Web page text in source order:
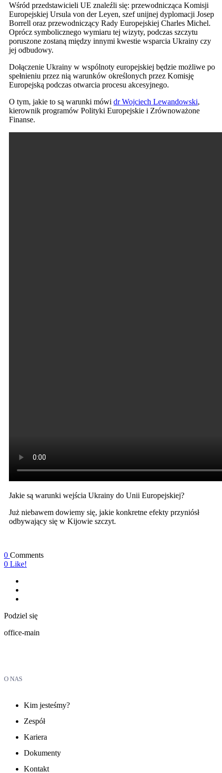
Wśród przedstawicieli UE znaleźli się: przewodnicząca Komisji
Europejskiej Ursula von der Leyen, szef unijnej dyplomacji Josep
Borrell oraz przewodniczący Rady Europejskiej Charles Michel.
Oprócz symbolicznego wymiaru tej wizyty, podczas szczytu
poruszone zostaną między innymi kwestie wsparcia Ukrainy czy
jej odbudowy.
Dołączenie Ukrainy w wspólnoty europejskiej będzie możliwe po
spełnieniu przez nią warunków określonych przez Komisję
Europejską podczas otwarcia procesu akcesyjnego.
O tym, jakie to są warunki mówi dr Wojciech Lewandowski,
kierownik programów Polityki Europejskie i Zrównoważone
Finanse.
Jakie są warunki wejścia Ukrainy do Unii Europejskiej?
Już niebawem dowiemy się, jakie konkretne efekty przyniósł
odbywający się w Kijowie szczyt.
0 Comments
0 Like!
Podziel się
office-main
O NAS
Kim jesteśmy?
Zespół
Kariera
Dokumenty
Kontakt